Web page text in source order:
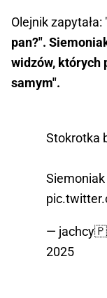
Olejnik zapytała:
pan?".
widzów, których
samym".
Stokrotka
—
2025